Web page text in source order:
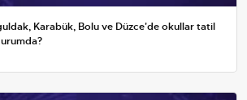
Karabük, Bolu ve Düzce'de okullar tatil